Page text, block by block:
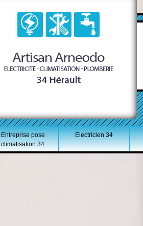
Entreprise pose
climatisation 34
Electricien 34